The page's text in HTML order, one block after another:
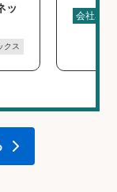
ッ
クス
会社名